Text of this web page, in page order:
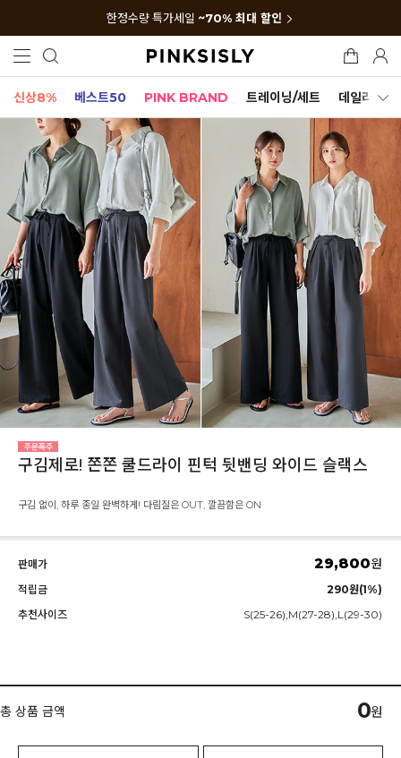
한정수량 특가세일 ~70% 최대 할인
신상8% 베스트50 PINK BRAND 트레이닝/세트 데일리세트
구김제로! 쫀쫀 쿨드라이 핀턱 뒷밴딩 와이드 슬랙스
구김 없이, 하루 종일 완벽하게! 다림질은 OUT, 깔끔함은 ON
판매가 29,800원
적립금
290원(1%)
추천사이즈
S(25-26),M(27-28),L(29-30)
총 상품 금액 0원